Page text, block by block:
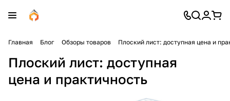
Главная Блог Обзоры товаров Плоский лист: доступная цена и
Плоский лист: доступная
цена и практичность